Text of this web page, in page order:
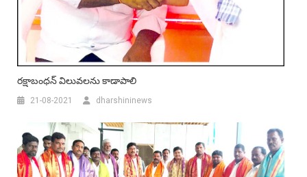
ర‌క్షాబంధ‌న్ విలువల‌ను కాడాపాలి
21-08-2021 dharshininews